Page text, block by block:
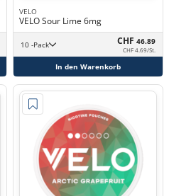
VELO
VELO Sour Lime 6mg
10 -Pack CHF 46.89
CHF 4.69/St.
In den Warenkorb